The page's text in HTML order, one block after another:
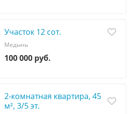
Участок 12 сот.
100 000 руб.
Медынь
2-комнатная квартира, 45
м², 3/5 эт.